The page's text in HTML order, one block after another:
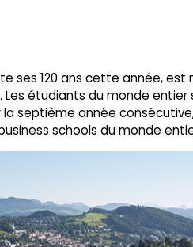
120 ans cette année, est
étudiants du monde
septième année
schools du monde